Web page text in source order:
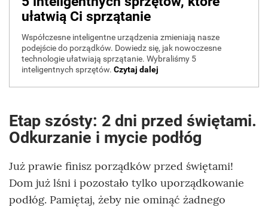
Etap szósty: 2 dni przed świętami.
Odkurzanie i mycie podłóg
Już prawie finisz porządków przed świętami!
Dom już lśni i pozostało tylko uporządkowanie
podłóg. Pamiętaj, żeby nie ominąć żadnego